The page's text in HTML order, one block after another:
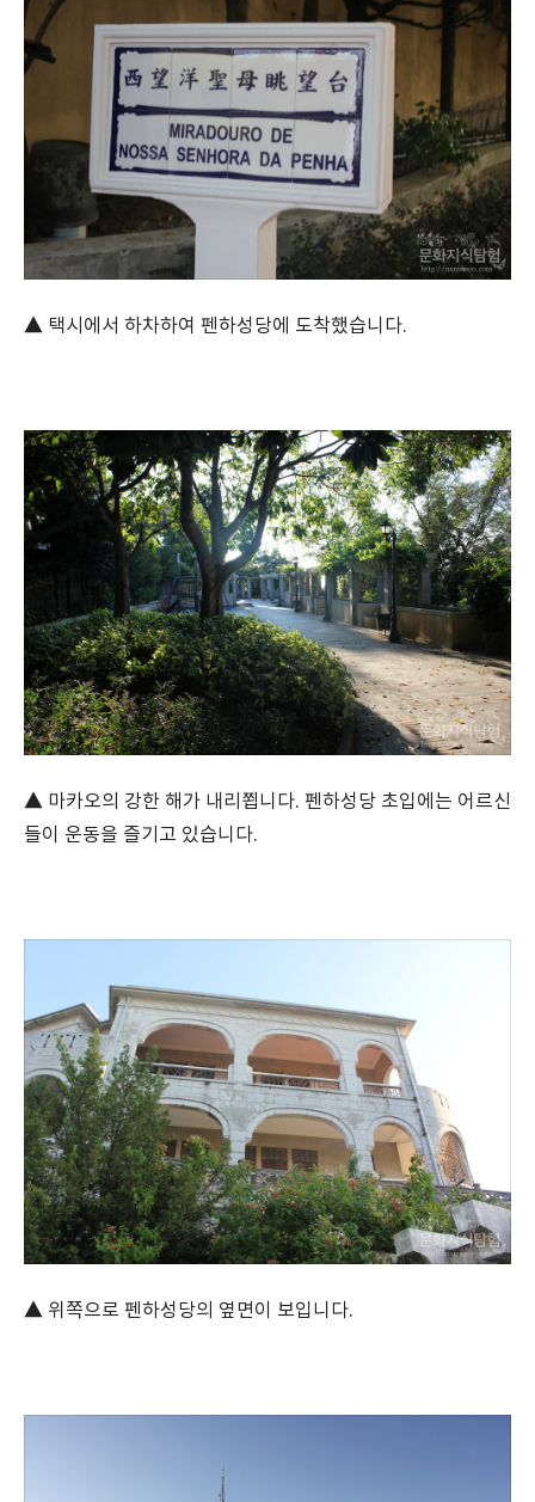
▲ 택시에서 하차하여 펜하성당에 도착했습니다.
▲ 마카오의 강한 해가 내리쬡니다. 펜하성당 초입에는 어르신
들이 운동을 즐기고 있습니다.
▲ 위쪽으로 펜하성당의 옆면이 보입니다.